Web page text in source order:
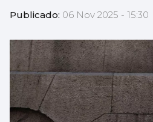
Publicado: 06 Nov 2025 - 15:30